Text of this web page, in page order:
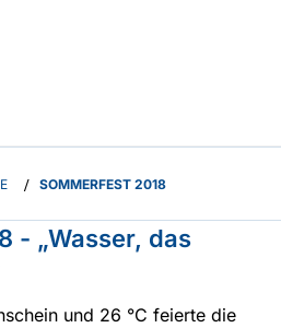
/ SOMMERFEST 2018
- „Wasser, das
und 26 °C feierte die